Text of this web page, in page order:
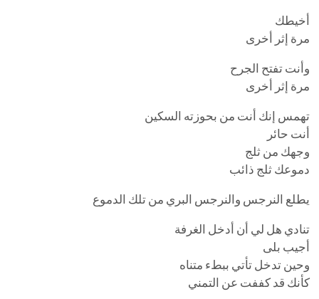
أخيطك
مرة إثر أخرى
وأنت تفتح الجرح
مرة إثر أخرى
تهمس إنك أنت من بحوزته السكين
أنت حائر
وجهك من ثلج
دموعك ثلج ذائب
يطلع النرجس والنرجس البري من تلك الدموع
تنادي هل لي أن أدخل الغرفة
أجيب بلى
وحين تدخل تأتي ببطء متناه
كأنك قد كففت عن التمني